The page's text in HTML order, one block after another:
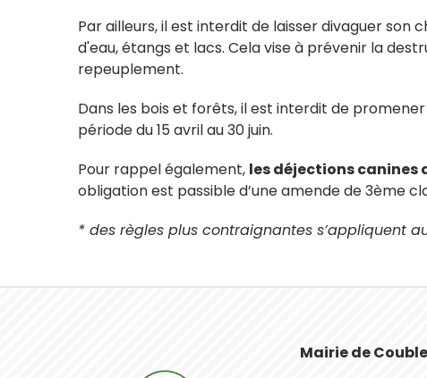
Par ailleurs, il est interdit de laisser divaguer son
d'eau, étangs et lacs. Cela vise à prévenir la
repeuplement.
Dans les bois et forêts, il est interdit de
période du 15 avril au 30 juin.
Pour rappel également, les déjections canines
obligation est passible d’une amende de 3ème
* des règles plus contraignantes s’appliquent
Mairie de